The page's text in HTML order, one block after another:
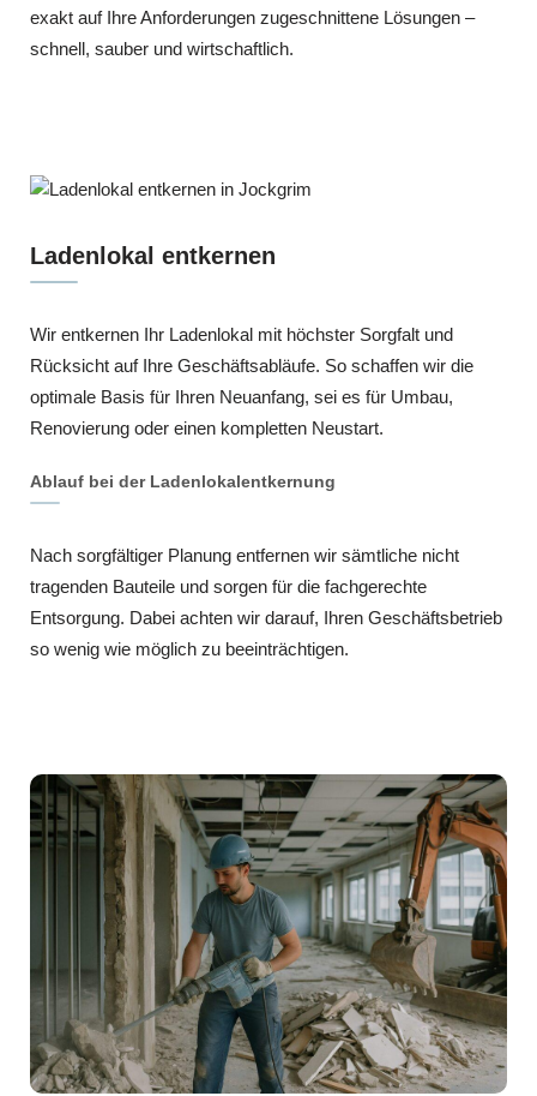
exakt auf Ihre Anforderungen zugeschnittene Lösungen –
schnell, sauber und wirtschaftlich.
Ladenlokal entkernen
Wir entkernen Ihr Ladenlokal mit höchster Sorgfalt und
Rücksicht auf Ihre Geschäftsabläufe. So schaffen wir die
optimale Basis für Ihren Neuanfang, sei es für Umbau,
Renovierung oder einen kompletten Neustart.
Ablauf bei der Ladenlokalentkernung
Nach sorgfältiger Planung entfernen wir sämtliche nicht
tragenden Bauteile und sorgen für die fachgerechte
Entsorgung. Dabei achten wir darauf, Ihren Geschäftsbetrieb
so wenig wie möglich zu beeinträchtigen.